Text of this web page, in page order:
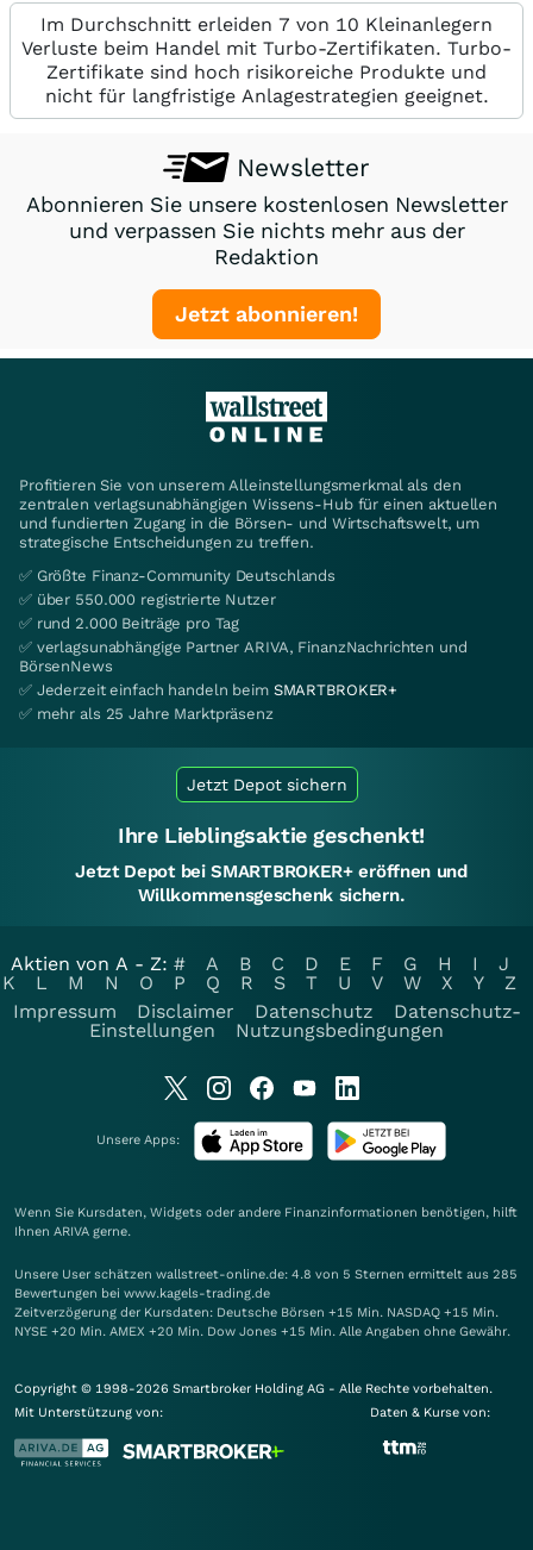
Im Durchschnitt erleiden 7 von 10 Kleinanlegern
Verluste beim Handel mit Turbo-Zertifikaten. Turbo-
Zertifikate sind hoch risikoreiche Produkte und
nicht für langfristige Anlagestrategien geeignet.
Newsletter
Abonnieren Sie unsere kostenlosen Newsletter
und verpassen Sie nichts mehr aus der
Redaktion
Jetzt abonnieren!
Profitieren Sie von unserem Alleinstellungsmerkmal als den
zentralen verlagsunabhängigen Wissens-Hub für einen aktuellen
und fundierten Zugang in die Börsen- und Wirtschaftswelt, um
strategische Entscheidungen zu treffen.
✅ Größte Finanz-Community Deutschlands
✅ über 550.000 registrierte Nutzer
✅ rund 2.000 Beiträge pro Tag
✅ verlagsunabhängige Partner ARIVA, FinanzNachrichten und
BörsenNews
✅ Jederzeit einfach handeln beim SMARTBROKER+
✅ mehr als 25 Jahre Marktpräsenz
Jetzt Depot sichern
Ihre Lieblingsaktie geschenkt!
Jetzt Depot bei SMARTBROKER+ eröffnen und
Willkommensgeschenk sichern.
Aktien von A - Z: # A B C D E F G H I
J
K
L M N O P Q R S T U V W X Y
Z
Impressum
Disclaimer Datenschutz
Datenschutz-
Einstellungen
Nutzungsbedingungen
Unsere Apps:
Wenn Sie Kursdaten, Widgets oder andere Finanzinformationen benötigen, hilft
Ihnen ARIVA gerne.
Unsere User schätzen wallstreet-online.de: 4.8 von 5 Sternen ermittelt aus 285
Bewertungen bei www.kagels-trading.de
Zeitverzögerung der Kursdaten: Deutsche Börsen +15 Min. NASDAQ +15 Min.
NYSE +20 Min. AMEX +20 Min. Dow Jones +15 Min. Alle Angaben ohne Gewähr.
Copyright © 1998-2026 Smartbroker Holding AG - Alle Rechte vorbehalten.
Mit Unterstützung von:
Daten & Kurse von: